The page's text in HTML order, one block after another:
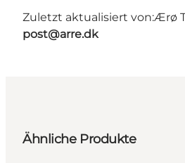
Zuletzt aktualisiert von:Ærø
post@arre.dk
Ähnliche Produkte